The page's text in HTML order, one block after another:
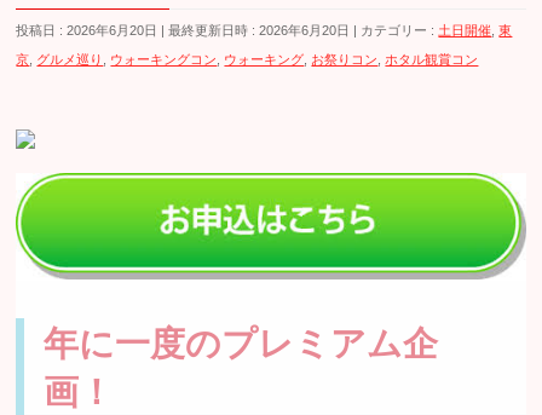
投稿日 : 2026年6月20日 最終更新日時 : 2026年6月20日 カテゴリー : 土日開催 ,東
京 グルメ巡り ウォーキングコン ウォーキング お祭りコン ホタル観賞コン
年に一度のプレミアム企
画！